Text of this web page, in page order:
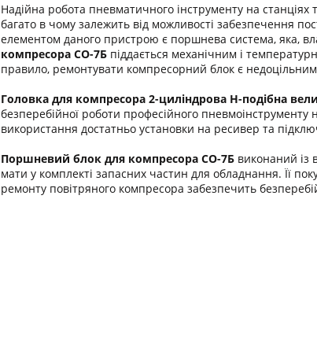
Надійна робота пневматичного інструменту на
багато в чому залежить від можливості забезпечення
елементом даного пристрою є поршнева система, яка,
компресора СО-7Б піддається механічним і
правило, ремонтувати компресорний блок є
Головка для компресора 2-циліндрова Н-подібна
безперебійної роботи професійного
використання достатньо установки на ресивер та
Поршневий блок для компресора СО-7Б виконаний із
мати у комплекті запасних частин для обладнання. Її
ремонту повітряного компресора забезпечить